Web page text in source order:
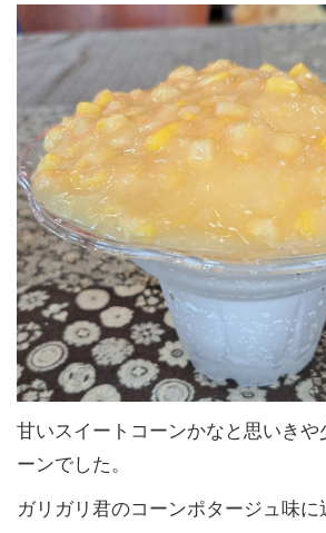
甘いスイートコーンかなと思いきや
ーンでした。
ガリガリ君のコーンポタージュ味に